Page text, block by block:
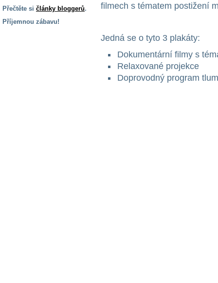
Přečtěte si články bloggerů.
Příjemnou zábavu!
filmech s tématem postižení
Jedná se o tyto 3 plakáty:
Dokumentární filmy s
Relaxované projekce
Doprovodný program